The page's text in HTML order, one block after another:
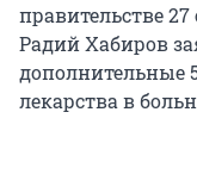
правительстве
Радий Хабиров
дополнительные
лекарства в